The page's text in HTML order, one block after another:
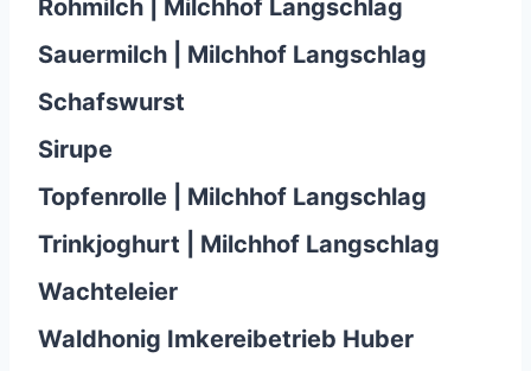
Rohmilch | Milchhof Langschlag
Sauermilch | Milchhof Langschlag
Schafswurst
Sirupe
Topfenrolle | Milchhof Langschlag
Trinkjoghurt | Milchhof Langschlag
Wachteleier
Waldhonig Imkereibetrieb Huber